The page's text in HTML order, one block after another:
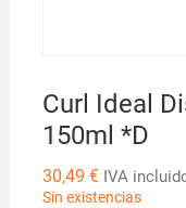
Curl Ideal
150ml *D
30,49 € IVA
Sin existencias